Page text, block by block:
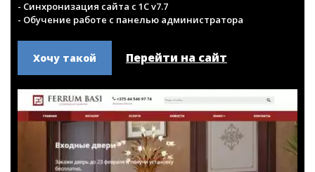
- Интернет-магазин на готовом решении E-Shop
- Разработка логотипа
- Наполнение сайта
- Более 30 тысяч товаров
- Синхронизация сайта с 1С v7.7
- Обучение работе с панелью администратора
Хочу такой Перейти на сайт